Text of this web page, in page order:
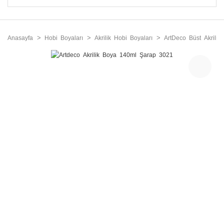
Anasayfa Hobi Boyaları Akrilik Hobi Boyaları ArtDeco Büst Akrilik